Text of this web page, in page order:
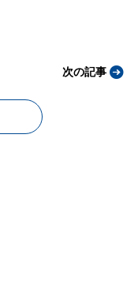
次の記事